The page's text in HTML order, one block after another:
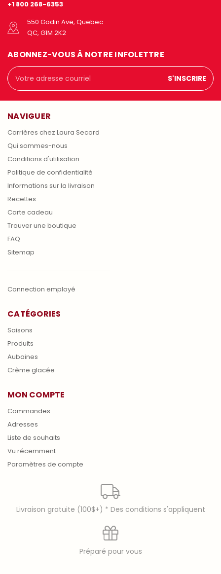
+1 800 268-6353
550 Godin Ave, Quebec
QC, G1M 2K2
ABONNEZ-VOUS À NOTRE INFOLETTRE
Adresse
courriel
NAVIGUER
Carrières chez Laura Secord
Qui sommes-nous
Conditions d'utilisation
Politique de confidentialité
Informations sur la livraison
Recettes
Carte cadeau
Trouver une boutique
FAQ
Sitemap
Connection employé
CATÉGORIES
Saisons
Produits
Aubaines
Crème glacée
MON COMPTE
Commandes
Adresses
Liste de souhaits
Vu récemment
Paramètres de compte
Livraison gratuite (100$+) * Des conditions s'appliquent
Préparé pour vous